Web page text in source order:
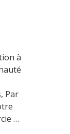
à
Par
…